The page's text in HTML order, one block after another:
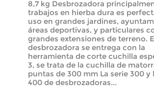
8,7 kg Desbrozadora
trabajos en hierba dura es
uso en grandes jardines,
áreas deportivas, y particulares
grandes extensiones de terreno.
desbrozadora se entrega con la
herramienta de corte cuchilla
3, se trata de la cuchilla de
puntas de 300 mm La serie 300 y
400 de desbrozadoras...